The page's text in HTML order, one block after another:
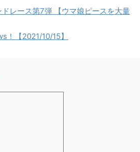
レース第7弾 【ウマ娘ピースを大量
！【2021/10/15】